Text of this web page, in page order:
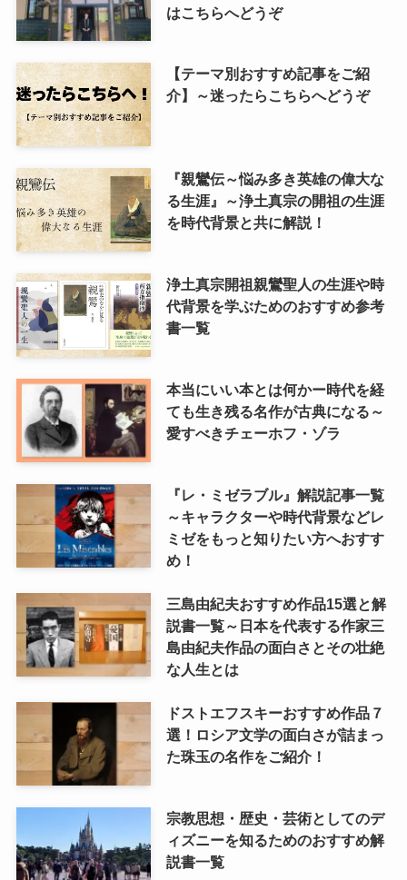
はこちらへどうぞ
【テーマ別おすすめ記事をご紹
介】～迷ったらこちらへどうぞ
『親鸞伝～悩み多き英雄の偉大な
る生涯』～浄土真宗の開祖の生涯
を時代背景と共に解説！
浄土真宗開祖親鸞聖人の生涯や時
代背景を学ぶためのおすすめ参考
書一覧
本当にいい本とは何かー時代を経
ても生き残る名作が古典になる～
愛すべきチェーホフ・ゾラ
『レ・ミゼラブル』解説記事一覧
～キャラクターや時代背景などレ
ミゼをもっと知りたい方へおすす
め！
三島由紀夫おすすめ作品15選と解
説書一覧～日本を代表する作家三
島由紀夫作品の面白さとその壮絶
な人生とは
ドストエフスキーおすすめ作品７
選！ロシア文学の面白さが詰まっ
た珠玉の名作をご紹介！
宗教思想・歴史・芸術としてのデ
ィズニーを知るためのおすすめ解
説書一覧